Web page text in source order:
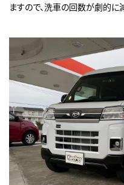
ますので、洗車の回数が劇的に